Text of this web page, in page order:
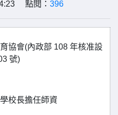
點閱： 396
協會(內政部 108 年核准設
號)
校長擔任師資